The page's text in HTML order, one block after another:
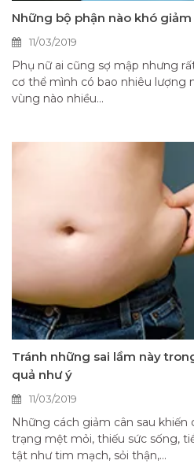
Những bộ phận nào khó
11/03/2019
Phụ nữ ai cũng sợ mập nhưng
cơ thể mình có bao nhiêu lượng
vùng nào nhiều...
Tránh những sai lầm này
quả như ý
11/03/2019
Những cách giảm cân sau
trạng mệt mỏi, thiếu sức sống,
tật như tim mạch, sỏi thận,...